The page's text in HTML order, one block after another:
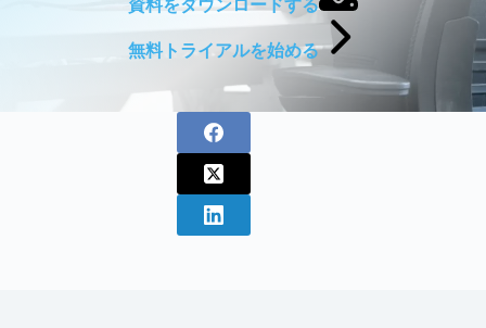
資料をダウンロードする
無料トライアルを始める